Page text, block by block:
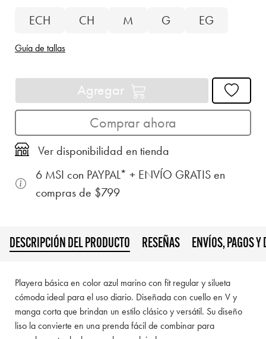
ECH
CH M G EG
Guía de tallas
Agregar
Comprar ahora
Ver disponibilidad en tienda
6 MSI con PAYPAL* + ENVÍO GRATIS en
compras de $799
DESCRIPCIÓN DEL PRODUCTO RESEÑAS ENVÍOS, PAGOS Y
Playera básica en color azul marino con fit regular y silueta
cómoda ideal para el uso diario. Diseñada con cuello en V y
manga corta que brindan un estilo clásico y versátil. Su diseño
liso la convierte en una prenda fácil de combinar para